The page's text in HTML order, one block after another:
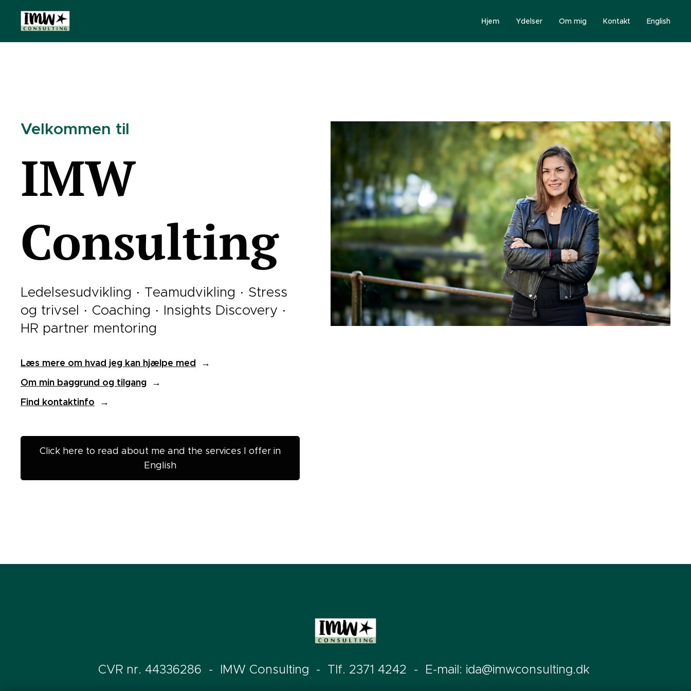
Hjem Ydelser Om mig Kontakt English
Velkommen til
IMW
Consulting
Ledelsesudvikling · Teamudvikling · Stress
og trivsel · Coaching · Insights Discovery ·
HR partner mentoring
Læs mere om hvad jeg kan hjælpe med →
Om min baggrund og tilgang →
Find kontaktinfo
→
Click here to read about me and the services I offer in
English
CVR nr. 44336286 - IMW Consulting - Tlf. 2371 4242 - E-mail: ida@imwconsulting.dk